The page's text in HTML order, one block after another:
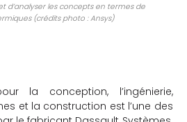
d’analyser les concepts en termes de
(crédits photo : Ansys)
la conception, l’ingénierie,
et la construction est l’une des